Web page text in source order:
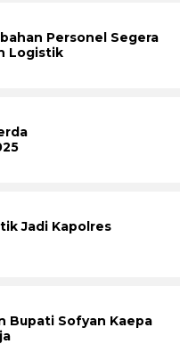
Personel Segera
Logistik
Jadi Kapolres
Bupati Sofyan Kaepa